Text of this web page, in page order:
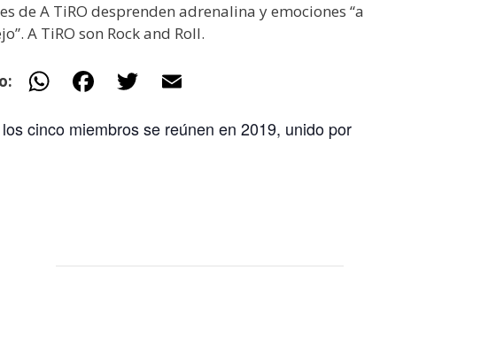
de A TiRO desprenden adrenalina y emociones “a
A TiRO son Rock and Roll.
W
at e itt ai
cinco miembros se reúnen en 2019, unido por